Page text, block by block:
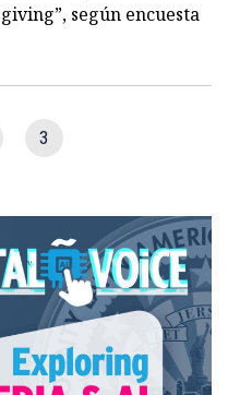
según encuesta
3